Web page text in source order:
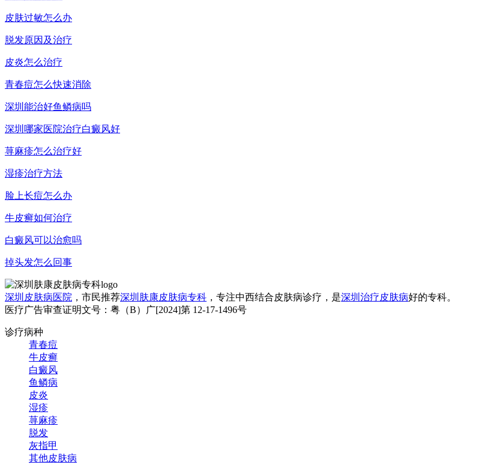
皮肤过敏怎么办
脱发原因及治疗
皮炎怎么治疗
青春痘怎么快速消除
深圳能治好鱼鳞病吗
深圳哪家医院治疗白癜风好
荨麻疹怎么治疗好
湿疹治疗方法
脸上长痘怎么办
牛皮癣如何治疗
白癜风可以治愈吗
掉头发怎么回事
深圳皮肤病医院 ，市民推荐深圳肤康皮肤病专科 ，专注中西结合皮肤病诊疗，是深圳治疗皮肤病好的专科。
医疗广告审查证明文号：粤（B）广[2024]第 12-17-1496号
诊疗病种
青春痘
牛皮癣
白癜风
鱼鳞病
皮炎
湿疹
荨麻疹
脱发
灰指甲
其他皮肤病